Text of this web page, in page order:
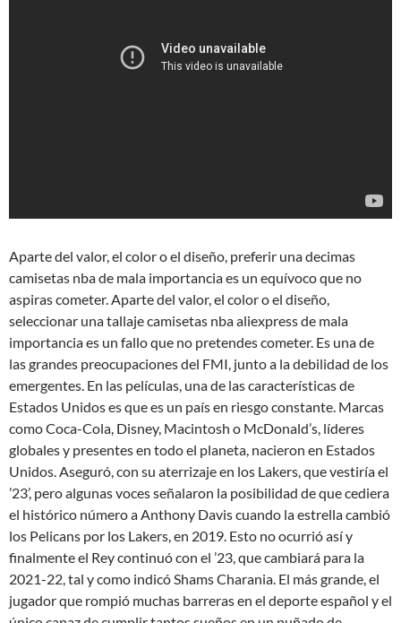
Aparte del valor, el color o el diseño, preferir una decimas
camisetas nba de mala importancia es un equívoco que no
aspiras cometer. Aparte del valor, el color o el diseño,
seleccionar una tallaje camisetas nba aliexpress de mala
importancia es un fallo que no pretendes cometer. Es una de
las grandes preocupaciones del FMI, junto a la debilidad de los
emergentes. En las películas, una de las características de
Estados Unidos es que es un país en riesgo constante. Marcas
como Coca-Cola, Disney, Macintosh o McDonald’s, líderes
globales y presentes en todo el planeta, nacieron en Estados
Unidos. Aseguró, con su aterrizaje en los Lakers, que vestiría el
’23’, pero algunas voces señalaron la posibilidad de que cediera
el histórico número a Anthony Davis cuando la estrella cambió
los Pelicans por los Lakers, en 2019. Esto no ocurrió así y
finalmente el Rey continuó con el ’23, que cambiará para la
2021-22, tal y como indicó Shams Charania. El más grande, el
jugador que rompió muchas barreras en el deporte español y el